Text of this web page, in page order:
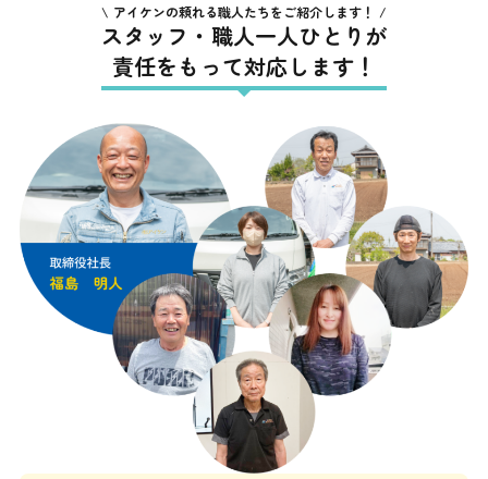
アイケンの頼れる職人たちをご紹介します！
スタッフ・職人一人ひとりが
責任をもって対応します！